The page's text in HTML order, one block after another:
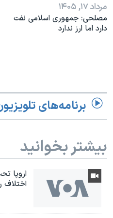
مرداد ۱۷, ۱۴۰۵
مصلحی: جمهوری اسلامی نفت
دارد اما ارز ندارد
برنامه‌های
بیشتر بخوانید
اروپا
اختلاف